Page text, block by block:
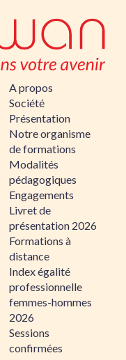
A propos
Société
Présentation
Notre organisme
de formations
Modalités
pédagogiques
Engagements
Livret de
présentation 2026
Formations à
distance
Index égalité
professionnelle
femmes-hommes
2026
Sessions
confirmées